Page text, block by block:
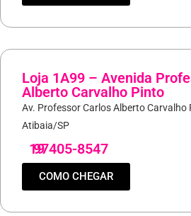
Loja 1A99 – Avenida
Alberto Carvalho Pinto
Av. Professor Carlos Alberto Carvalho
Atibaia/SP
19
97405-8547
COMO CHEGAR